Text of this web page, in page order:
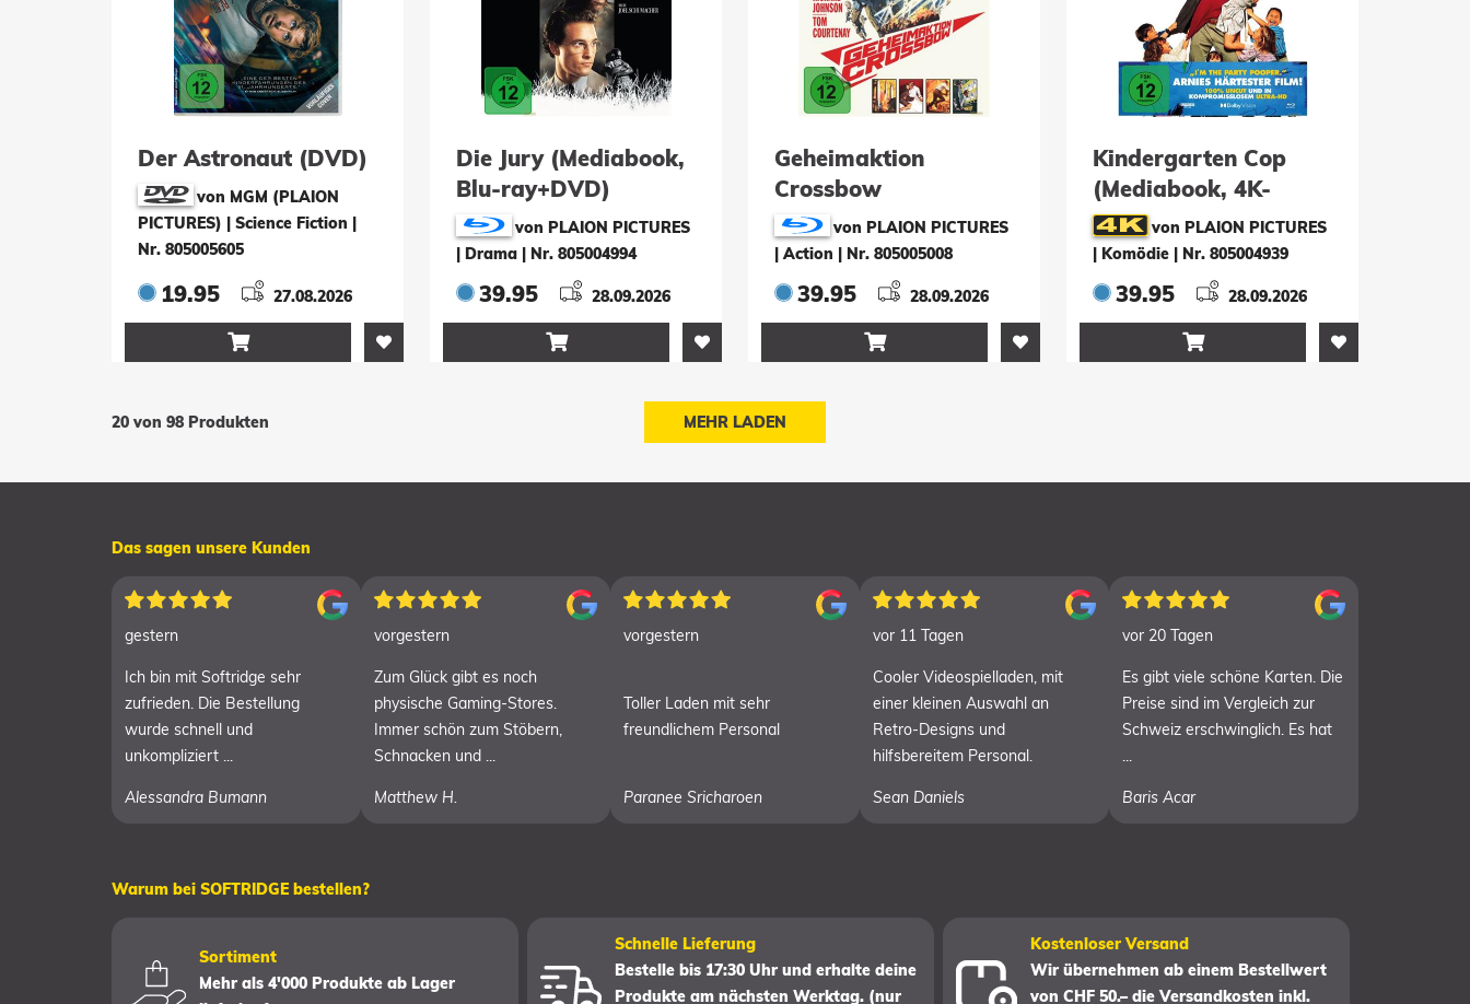
Der Astronaut (DVD)
von MGM (PLAION
PICTURES) | Science Fiction |
Nr. 805005605
19.95 27.08.2026

Die Jury (Mediabook,
Blu-ray+DVD)
von PLAION PICTURES
| Drama | Nr. 805004994
39.95 28.09.2026

Geheimaktion
Crossbow
(Mediabook, Blu-
ray+DVD)
von PLAION PICTURES
| Action | Nr. 805005008
39.95 28.09.2026

Kindergarten Cop
(Mediabook, 4K-
UHD+Blu-ray)
von PLAION PICTURES
| Komödie | Nr. 805004939
39.95 28.09.2026

20 von 98 Produkten MEHR LADEN
Das sagen unsere Kunden
gestern
Ich bin mit Softridge sehr
zufrieden. Die Bestellung
wurde schnell und
unkompliziert ...
Alessandra Bumann
vorgestern
Zum Glück gibt es noch
physische Gaming-Stores.
Immer schön zum Stöbern,
Schnacken und ...
Matthew H.
vorgestern
Toller Laden mit sehr
freundlichem Personal
Paranee Sricharoen
vor 11 Tagen
Cooler Videospielladen, mit
einer kleinen Auswahl an
Retro-Designs und
hilfsbereitem Personal.
Sean Daniels
vor 20 Tagen
Es gibt viele schöne Karten. Die
Preise sind im Vergleich zur
Schweiz erschwinglich. Es hat
...
Baris Acar
Warum bei SOFTRIDGE bestellen?
Sortiment
Mehr als 4'000 Produkte ab Lager
Schnelle Lieferung
Bestelle bis 17:30 Uhr und erhalte deine
Produkte am nächsten Werktag. (nur
Kostenloser Versand
Wir übernehmen ab einem Bestellwert
von CHF 50.– die Versandkosten inkl.